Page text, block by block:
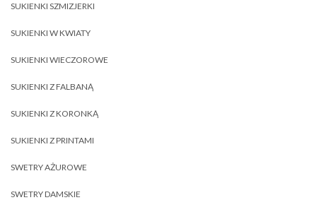
SUKIENKI SZMIZJERKI
SUKIENKI W KWIATY
SUKIENKI WIECZOROWE
SUKIENKI Z FALBANĄ
SUKIENKI Z KORONKĄ
SUKIENKI Z PRINTAMI
SWETRY AŻUROWE
SWETRY DAMSKIE